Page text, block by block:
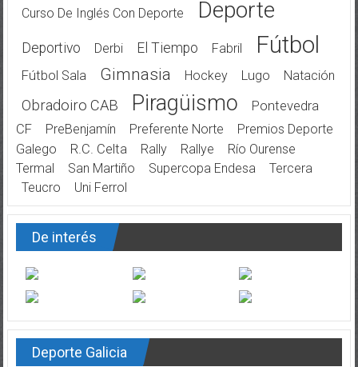
Curso De Inglés Con Deporte
Deporte
Deportivo Derbi El Tiempo Fabril Fútbol
Fútbol Sala Gimnasia Hockey Lugo Natación
Obradoiro CAB Piragüismo
Pontevedra
CF
PreBenjamín Preferente Norte
Premios Deporte
Galego
R.C. Celta Rally Rallye
Río Ourense
Termal
San Martiño Supercopa Endesa
Tercera
Teucro
Uni Ferrol
De interés
Deporte Galicia